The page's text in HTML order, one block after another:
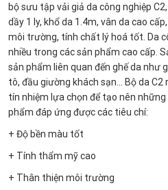
bộ sưu tập vải giả da công nghiệp
dầy 1 ly, khổ da 1.4m, vân da cao
môi trường, tính chất lý hoá tốt. Da
nhiều trong các sản phẩm cao cấp.
sản phẩm liên quan đến ghế da như
tô, đầu giường khách sạn… Bộ da
tín nhiệm lựa chọn để tạo nên
phẩm đáp ứng được các tiêu chí:
+ Độ bền màu tốt
+ Tính thẩm mỹ cao
+ Thân thiện môi trường